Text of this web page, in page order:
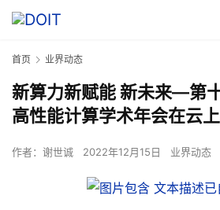
首页 业界动态
新算力新赋能 新未来—第
高性能计算学术年会在云
作者： 谢世诚 2022年12月15日 业界动态